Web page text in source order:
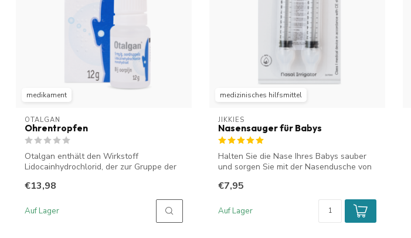
medikament
OTALGAN
Ohrentropfen
Otalgan enthält den Wirkstoff
Lidocainhydrochlorid, der zur Gruppe der
€13,98
Auf Lager
medizinisches hilfsmittel
JIKKIES
Nasensauger für Babys
Halten Sie die Nase Ihres Babys sauber
und sorgen Sie mit der Nasendusche von
€7,95
Auf Lager